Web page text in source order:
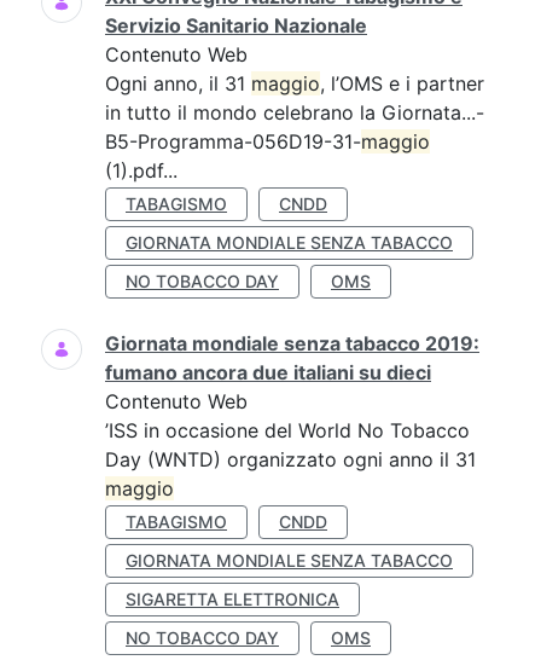
Servizio Sanitario Nazionale
Contenuto Web
Ogni anno, il 31 maggio, l’OMS e i partner
in tutto il mondo celebrano la Giornata...-
B5-Programma-056D19-31-maggio
(1).pdf...
TABAGISMO
CNDD
GIORNATA MONDIALE SENZA TABACCO
NO TOBACCO DAY
OMS
Giornata mondiale senza tabacco 2019:
fumano ancora due italiani su dieci
Contenuto Web
’ISS in occasione del World No Tobacco
Day (WNTD) organizzato ogni anno il 31
maggio
TABAGISMO
CNDD
GIORNATA MONDIALE SENZA TABACCO
SIGARETTA ELETTRONICA
NO TOBACCO DAY
OMS